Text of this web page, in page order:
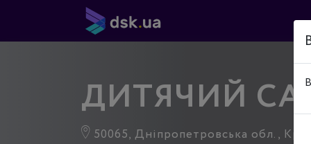
ДИТЯЧИЙ
50065, Дніпропетровська обл.,